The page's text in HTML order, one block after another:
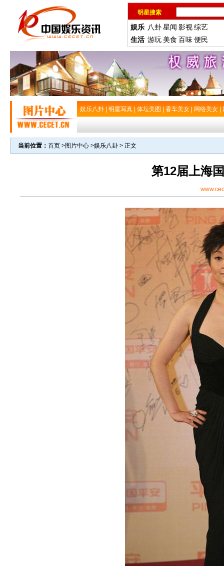
明星搜索
娱乐 八卦星闻 影视综艺
生活 游玩 美食 百味便民
娱乐八卦 明星写真 体坛美图 香车美女 网络美女
当前位置： 首页 >图片中心 >娱乐八卦 > 正文
第12届上海